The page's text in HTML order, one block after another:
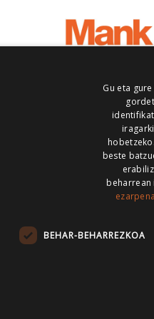
ALEA
MAILOPE NOAUA
Gu eta
hobetzeko.
beste
BEHAR-BEHARREZKOA